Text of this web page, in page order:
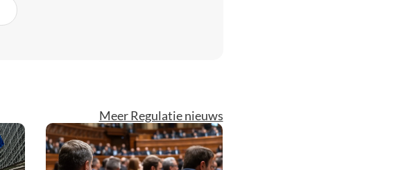
Meer Regulatie nieuws